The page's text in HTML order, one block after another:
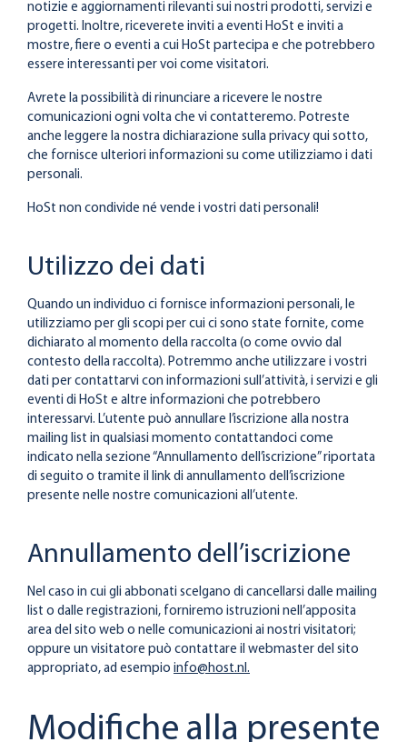
notizie e aggiornamenti rilevanti sui nostri prodotti, servizi e
progetti. Inoltre, riceverete inviti a eventi HoSt e inviti a
mostre, fiere o eventi a cui HoSt partecipa e che potrebbero
essere interessanti per voi come visitatori.
Avrete la possibilità di rinunciare a ricevere le nostre
comunicazioni ogni volta che vi contatteremo. Potreste
anche leggere la nostra dichiarazione sulla privacy qui sotto,
che fornisce ulteriori informazioni su come utilizziamo i dati
personali.
HoSt non condivide né vende i vostri dati personali!
Utilizzo dei dati
Quando un individuo ci fornisce informazioni personali, le
utilizziamo per gli scopi per cui ci sono state fornite, come
dichiarato al momento della raccolta (o come ovvio dal
contesto della raccolta). Potremmo anche utilizzare i vostri
dati per contattarvi con informazioni sull’attività, i servizi e gli
eventi di HoSt e altre informazioni che potrebbero
interessarvi. L’utente può annullare l’iscrizione alla nostra
mailing list in qualsiasi momento contattandoci come
indicato nella sezione “Annullamento dell’iscrizione” riportata
di seguito o tramite il link di annullamento dell’iscrizione
presente nelle nostre comunicazioni all’utente.
Annullamento dell’iscrizione
Nel caso in cui gli abbonati scelgano di cancellarsi dalle mailing
list o dalle registrazioni, forniremo istruzioni nell’apposita
area del sito web o nelle comunicazioni ai nostri visitatori;
oppure un visitatore può contattare il webmaster del sito
appropriato, ad esempio info@host.nl.
Modifiche alla presente